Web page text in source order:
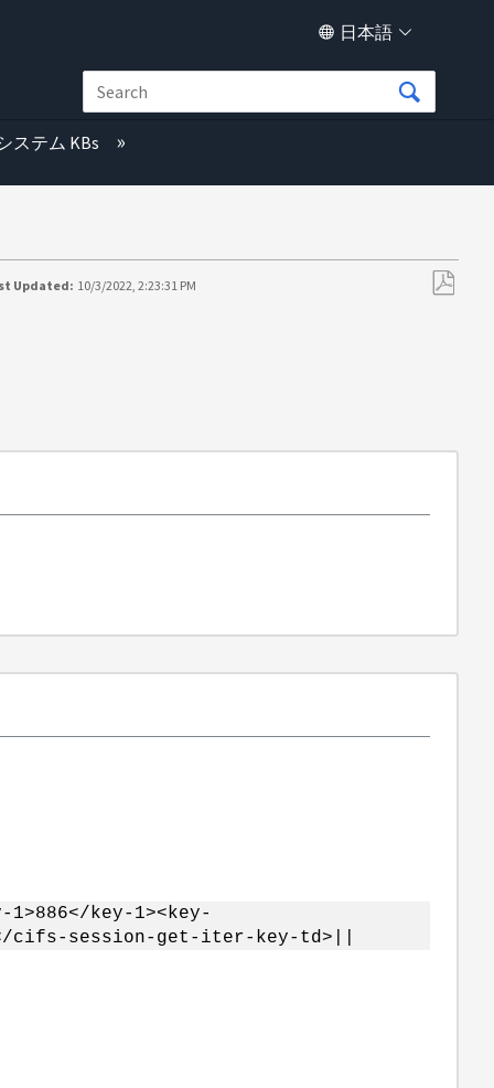
日本語
ステム KBs
Updated: 10/3/2022, 2:23:31 PM
key-1><key-
4></cifs-session-get-iter-key-td>||